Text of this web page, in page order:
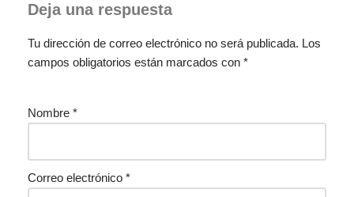
Deja una respuesta
Tu dirección de correo electrónico no será publicada. Los
campos obligatorios están marcados con *
Nombre *
Correo electrónico *